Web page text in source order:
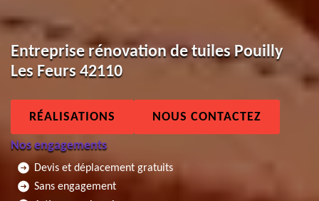
Entreprise rénovation de tuiles Pouilly
Les Feurs 42110
RÉALISATIONS NOUS CONTACTEZ
Nos engagements
Devis et déplacement gratuits
Sans engagement